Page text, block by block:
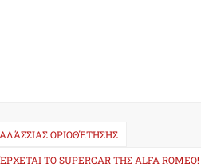
ΟΡΙΟΘΈΤΗΣΗΣ
ΈΡΧΕΤΑΙ ΤΟ SUPERCAR ΤΗΣ ALFA ROMEO!